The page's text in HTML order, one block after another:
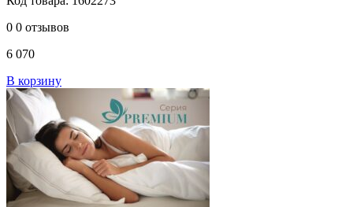
0 0 отзывов
6 070
В корзину